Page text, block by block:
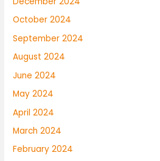
October 2024
September 2024
August 2024
June 2024
May 2024
April 2024
March 2024
February 2024